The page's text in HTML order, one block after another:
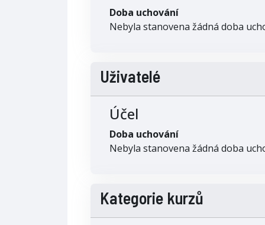
Doba uchování
Nebyla stanovena žádná doba
Uživatelé
Účel
Doba uchování
Nebyla stanovena žádná doba
Kategorie kurzů